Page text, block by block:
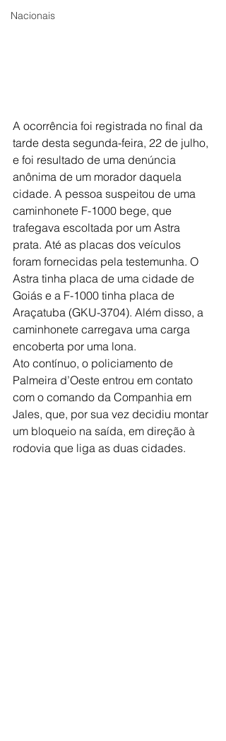
Nacionais
A ocorrência foi registrada no final da
tarde desta segunda-feira, 22 de julho,
e foi resultado de uma denúncia
anônima de um morador daquela
cidade. A pessoa suspeitou de uma
caminhonete F-1000 bege, que
trafegava escoltada por um Astra
prata. Até as placas dos veículos
foram fornecidas pela testemunha. O
Astra tinha placa de uma cidade de
Goiás e a F-1000 tinha placa de
Araçatuba (GKU-3704). Além disso, a
caminhonete carregava uma carga
encoberta por uma lona.
Ato contínuo, o policiamento de
Palmeira d’Oeste entrou em contato
com o comando da Companhia em
Jales, que, por sua vez decidiu montar
um bloqueio na saída, em direção à
rodovia que liga as duas cidades.